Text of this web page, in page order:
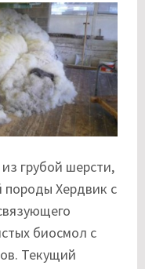
грубой шерсти,
породы Хердвик с
биосмол с
Текущий